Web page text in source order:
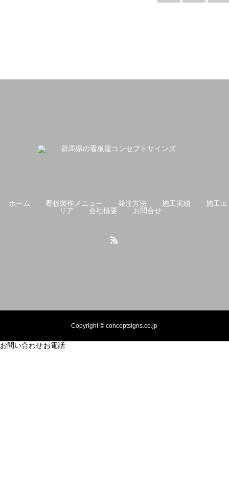
ホーム 看板製作メニュー 発注方法 施工実績
施工エ
リア
会社概要 お問合せ
Copyright © conceptsigns.co.jp
お問い合わせお電話